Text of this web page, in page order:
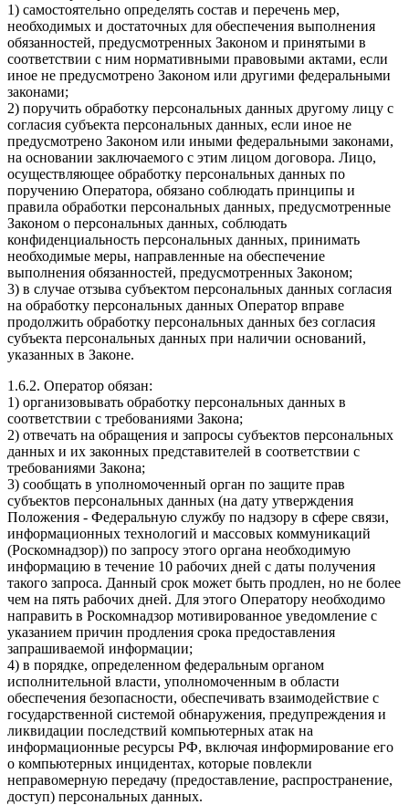
1) самостоятельно определять состав и перечень мер,
необходимых и достаточных для обеспечения выполнения
обязанностей, предусмотренных Законом и принятыми в
соответствии с ним нормативными правовыми актами, если
иное не предусмотрено Законом или другими федеральными
законами;
2) поручить обработку персональных данных другому лицу с
согласия субъекта персональных данных, если иное не
предусмотрено Законом или иными федеральными законами,
на основании заключаемого с этим лицом договора. Лицо,
осуществляющее обработку персональных данных по
поручению Оператора, обязано соблюдать принципы и
правила обработки персональных данных, предусмотренные
Законом о персональных данных, соблюдать
конфиденциальность персональных данных, принимать
необходимые меры, направленные на обеспечение
выполнения обязанностей, предусмотренных Законом;
3) в случае отзыва субъектом персональных данных согласия
на обработку персональных данных Оператор вправе
продолжить обработку персональных данных без согласия
субъекта персональных данных при наличии оснований,
указанных в Законе.
1.6.2. Оператор обязан:
1) организовывать обработку персональных данных в
соответствии с требованиями Закона;
2) отвечать на обращения и запросы субъектов персональных
данных и их законных представителей в соответствии с
требованиями Закона;
3) сообщать в уполномоченный орган по защите прав
субъектов персональных данных (на дату утверждения
Положения - Федеральную службу по надзору в сфере связи,
информационных технологий и массовых коммуникаций
(Роскомнадзор)) по запросу этого органа необходимую
информацию в течение 10 рабочих дней с даты получения
такого запроса. Данный срок может быть продлен, но не более
чем на пять рабочих дней. Для этого Оператору необходимо
направить в Роскомнадзор мотивированное уведомление с
указанием причин продления срока предоставления
запрашиваемой информации;
4) в порядке, определенном федеральным органом
исполнительной власти, уполномоченным в области
обеспечения безопасности, обеспечивать взаимодействие с
государственной системой обнаружения, предупреждения и
ликвидации последствий компьютерных атак на
информационные ресурсы РФ, включая информирование его
о компьютерных инцидентах, которые повлекли
неправомерную передачу (предоставление, распространение,
доступ) персональных данных.